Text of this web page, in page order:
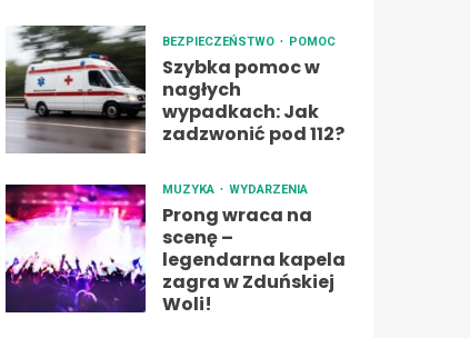
BEZPIECZEŃSTWO POMOC
Szybka pomoc w
nagłych
wypadkach: Jak
zadzwonić pod 112?
MUZYKA WYDARZENIA
Prong wraca na
scenę –
legendarna kapela
zagra w Zduńskiej
Woli!